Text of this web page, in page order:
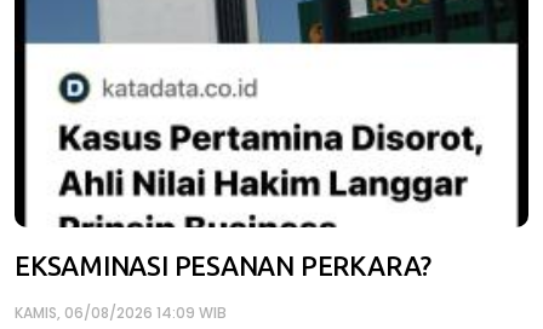
EKSAMINASI PESANAN PERKARA?
KAMIS, 06/08/2026 14:09 WIB